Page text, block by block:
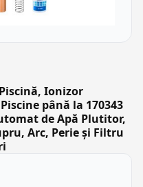
Ionizor
până la 170343
de Apă Plutitor,
Arc, Perie și Filtru